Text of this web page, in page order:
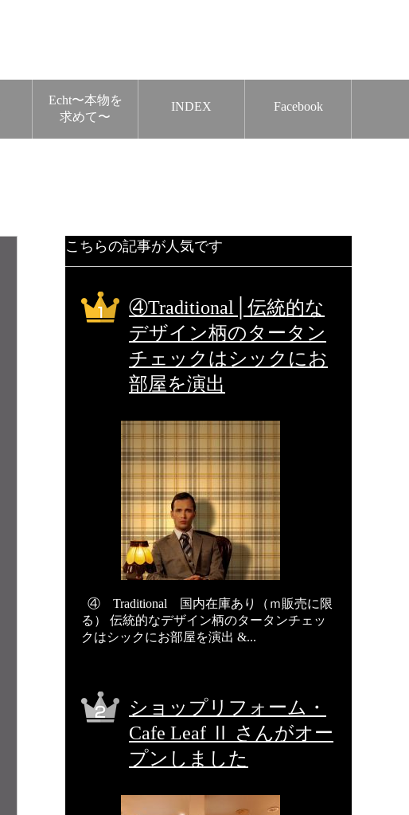
Echt〜本物を
求めて〜
INDEX Facebook
こちらの記事が人気です
④Traditional│伝統的な
デザイン柄のタータン
チェックはシックにお
部屋を演出
④ Traditional 国内在庫あり（ｍ販売に限
る） 伝統的なデザイン柄のタータンチェッ
クはシックにお部屋を演出 &...
ショップリフォーム・
Cafe Leaf Ⅱ さんがオー
プンしました